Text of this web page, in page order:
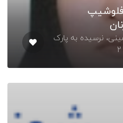
نرسیده به پارک